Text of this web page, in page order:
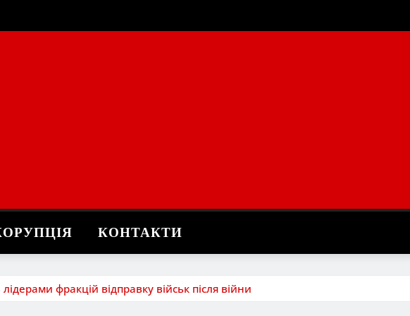
КОНТАКТИ
фракцій відправку військ після війни